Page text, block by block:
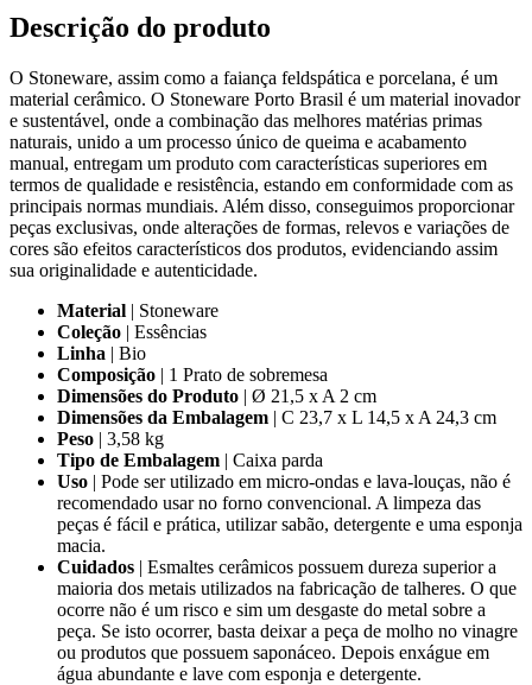
Descrição do produto
O Stoneware, assim como a faiança feldspática e porcelana, é um
material cerâmico. O Stoneware Porto Brasil é um material inovador
e sustentável, onde a combinação das melhores matérias primas
naturais, unido a um processo único de queima e acabamento
manual, entregam um produto com características superiores em
termos de qualidade e resistência, estando em conformidade com as
principais normas mundiais. Além disso, conseguimos proporcionar
peças exclusivas, onde alterações de formas, relevos e variações de
cores são efeitos característicos dos produtos, evidenciando assim
sua originalidade e autenticidade.
Material | Stoneware
Coleção | Essências
Linha | Bio
Composição | 1 Prato de sobremesa
Dimensões do Produto | Ø 21,5 x A 2 cm
Dimensões da Embalagem | C 23,7 x L 14,5 x A 24,3 cm
Peso | 3,58 kg
Tipo de Embalagem | Caixa parda
Uso | Pode ser utilizado em micro-ondas e lava-louças, não é
recomendado usar no forno convencional. A limpeza das
peças é fácil e prática, utilizar sabão, detergente e uma esponja
macia.
Cuidados | Esmaltes cerâmicos possuem dureza superior a
maioria dos metais utilizados na fabricação de talheres. O que
ocorre não é um risco e sim um desgaste do metal sobre a
peça. Se isto ocorrer, basta deixar a peça de molho no vinagre
ou produtos que possuem saponáceo. Depois enxágue em
água abundante e lave com esponja e detergente.